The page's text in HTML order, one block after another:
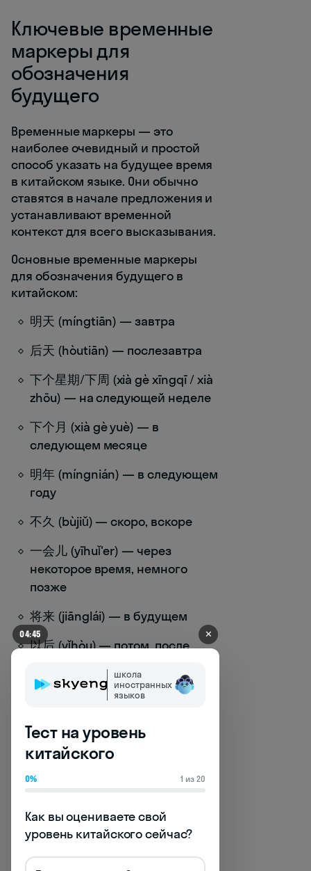
Ключевые временные
маркеры для
обозначения
будущего
Временные маркеры — это
наиболее очевидный и простой
способ указать на будущее время
в китайском языке. Они обычно
ставятся в начале предложения и
устанавливают временной
контекст для всего высказывания.
Основные временные маркеры
для обозначения будущего в
китайском:
明天 (míngtiān) — завтра
后天 (hòutiān) — послезавтра
下个星期/下周 (xià gè xīngqī / xià
zhōu) — на следующей неделе
下个月 (xià gè yuè) — в
следующем месяце
明年 (míngnián) — в следующем
году
不久 (bùjiǔ) — скоро, вскоре
一会儿 (yīhuǐ'er) — через
некоторое время, немного
позже
将来 (jiānglái) — в будущем
以后 (yǐhòu) — потом, после
Важно понимать, что сам
временной маркер уже задаёт
дополнительного
грамматического маркера
будущего времени не требуется:
Обратите внимание, что глагол 去
04:45 ✕
школа
иностранных
языков
Тест на уровень
китайского
0% 1 из 20
Как вы оцениваете свой
уровень китайского сейчас?